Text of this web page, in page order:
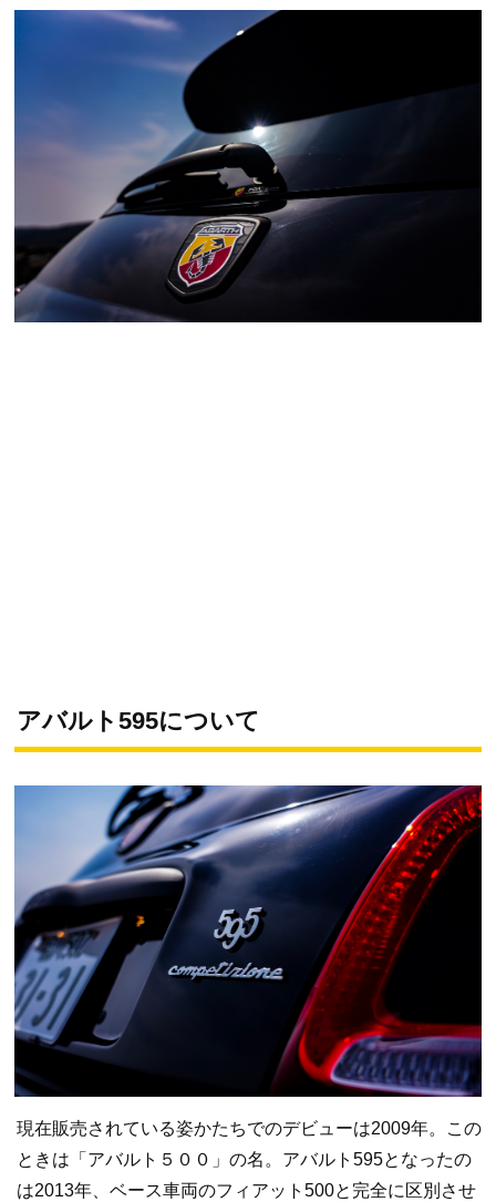
アバルト595について
現在販売されている姿かたちでのデビューは2009年。この
ときは「アバルト５００」の名。アバルト595となったの
は2013年、ベース車両のフィアット500と完全に区別させ